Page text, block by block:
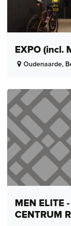
EXPO (incl.
Oudenaarde,
MEN ELITE
CENTRUM